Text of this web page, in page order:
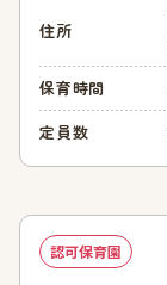
住所
保育時間
定員数
認可保育園